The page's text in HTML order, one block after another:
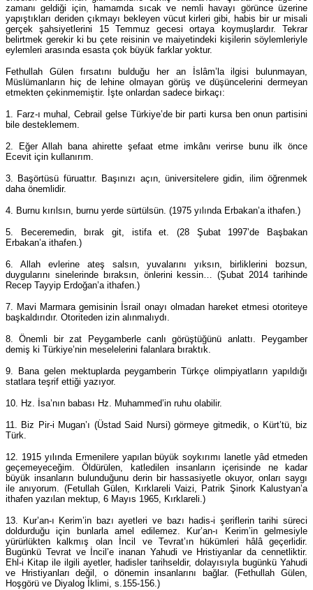
zamanı geldiği için, hamamda sıcak ve nemli havayı görünce üzerine
yapıştıkları deriden çıkmayı bekleyen vücut kirleri gibi, habis bir ur misali
gerçek şahsiyetlerini 15 Temmuz gecesi ortaya koymuşlardır. Tekrar
belirtmek gerekir ki bu çete reisinin ve maiyetindeki kişilerin söylemleriyle
eylemleri arasında esasta çok büyük farklar yoktur.
Fethullah Gülen fırsatını bulduğu her an İslâm’la ilgisi bulunmayan,
Müslümanların hiç de lehine olmayan görüş ve düşüncelerini dermeyan
etmekten çekinmemiştir. İşte onlardan sadece birkaçı:
1. Farz-ı muhal, Cebrail gelse Türkiye’de bir parti kursa ben onun partisini
bile desteklemem.
2. Eğer Allah bana ahirette şefaat etme imkânı verirse bunu ilk önce
Ecevit için kullanırım.
3. Başörtüsü füruattır. Başınızı açın, üniversitelere gidin, ilim öğrenmek
daha önemlidir.
4. Burnu kırılsın, burnu yerde sürtülsün. (1975 yılında Erbakan’a ithafen.)
5. Beceremedin, bırak git, istifa et. (28 Şubat 1997’de Başbakan
Erbakan’a ithafen.)
6. Allah evlerine ateş salsın, yuvalarını yıksın, birliklerini bozsun,
duygularını sinelerinde bıraksın, önlerini kessin… (Şubat 2014 tarihinde
Recep Tayyip Erdoğan’a ithafen.)
7. Mavi Marmara gemisinin İsrail onayı olmadan hareket etmesi otoriteye
başkaldırıdır. Otoriteden izin alınmalıydı.
8. Önemli bir zat Peygamberle canlı görüştüğünü anlattı. Peygamber
demiş ki Türkiye’nin meselelerini falanlara bıraktık.
9. Bana gelen mektuplarda peygamberin Türkçe olimpiyatların yapıldığı
statlara teşrif ettiği yazıyor.
10. Hz. İsa’nın babası Hz. Muhammed’in ruhu olabilir.
11. Biz Pir-i Mugan’ı (Üstad Said Nursi) görmeye gitmedik, o Kürt’tü, biz
Türk.
12. 1915 yılında Ermenilere yapılan büyük soykırımı lanetle yâd etmeden
geçemeyeceğim. Öldürülen, katledilen insanların içerisinde ne kadar
büyük insanların bulunduğunu derin bir hassasiyetle okuyor, onları saygı
ile anıyorum. (Fetullah Gülen, Kırklareli Vaizi, Patrik Şinork Kalustyan’a
ithafen yazılan mektup, 6 Mayıs 1965, Kırklareli.)
13. Kur’an-ı Kerim’in bazı ayetleri ve bazı hadis-i şeriflerin tarihi süreci
doldurduğu için bunlarla amel edilemez. Kur’an-ı Kerim’in gelmesiyle
yürürlükten kalkmış olan İncil ve Tevrat’ın hükümleri hâlâ geçerlidir.
Bugünkü Tevrat ve İncil’e inanan Yahudi ve Hristiyanlar da cennetliktir.
Ehl-i Kitap ile ilgili ayetler, hadisler tarihseldir, dolayısıyla bugünkü Yahudi
ve Hristiyanları değil, o dönemin insanlarını bağlar. (Fethullah Gülen,
Hoşgörü ve Diyalog İklimi, s.155-156.)